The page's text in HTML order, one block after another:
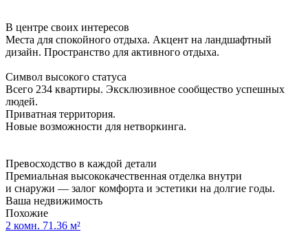
В центре своих интересов
Места для спокойного отдыха. Акцент на ландшафтный
дизайн. Пространство для активного отдыха.
Символ высокого статуса
Всего 234 квартиры. Эксклюзивное сообщество успешных
людей.
Приватная территория.
Новые возможности для нетворкинга.
Превосходство в каждой детали
Премиальная высококачественная отделка внутри
и снаружи — залог комфорта и эстетики на долгие годы.
Ваша недвижимость
Похожие
2 комн. 71.36 м²